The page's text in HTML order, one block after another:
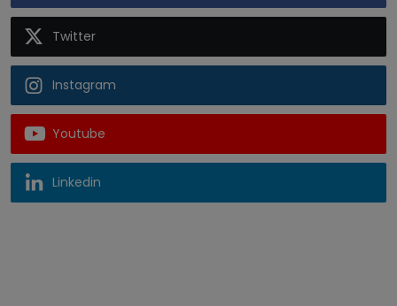
Twitter
Instagram
Youtube
Linkedin